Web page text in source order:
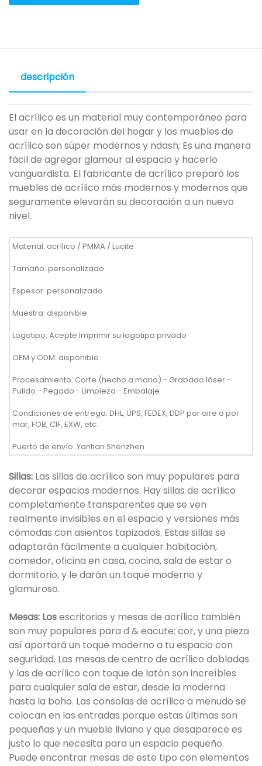
descripción
El acrílico es un material muy contemporáneo para
usar en la decoración del hogar y los muebles de
acrílico son súper modernos y ndash; Es una manera
fácil de agregar glamour al espacio y hacerlo
vanguardista. El fabricante de acrílico preparó los
muebles de acrílico más modernos y modernos que
seguramente elevarán su decoración a un nuevo
nivel.
Material: acrílico / PMMA / Lucite
Tamaño: personalizado
Espesor: personalizado
Muestra: disponible
Logotipo: Acepte Imprimir su logotipo privado
OEM y ODM: disponible
Procesamiento: Corte (hecho a mano) - Grabado láser -
Pulido - Pegado - Limpieza - Embalaje
Condiciones de entrega: DHL, UPS, FEDEX, DDP por aire o por
mar, FOB, CIF, EXW, etc.
Puerto de envío: Yantian Shenzhen
Sillas: Las sillas de acrílico son muy populares para
decorar espacios modernos. Hay sillas de acrílico
completamente transparentes que se ven
realmente invisibles en el espacio y versiones más
cómodas con asientos tapizados. Estas sillas se
adaptarán fácilmente a cualquier habitación,
comedor, oficina en casa, cocina, sala de estar o
dormitorio, y le darán un toque moderno y
glamuroso.
Mesas: Losescritorios y mesas de acrílico también
son muy populares para d & eacute; cor, y una pieza
así aportará un toque moderno a tu espacio con
seguridad. Las mesas de centro de acrílico dobladas
y las de acrílico con toque de latón son increíbles
para cualquier sala de estar, desde la moderna
hasta la boho. Las consolas de acrílico a menudo se
colocan en las entradas porque estas últimas son
pequeñas y un mueble liviano y que desaparece es
justo lo que necesita para un espacio pequeño.
Puede encontrar mesas de este tipo con elementos